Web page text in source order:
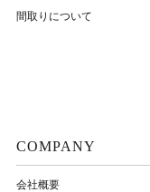
間取りについて
COMPANY
会社概要